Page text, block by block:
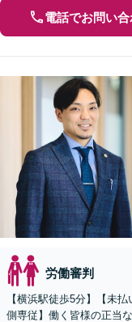
電話でお問い合
労働審判
【横浜駅徒歩5分】【未
側専従】働く皆様の正当